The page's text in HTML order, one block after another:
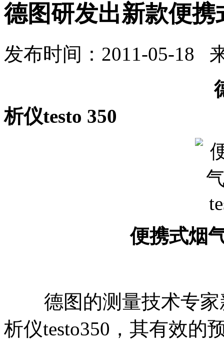
德图研发出新款便携
发布时间：2011-05-18
德图研发出
析仪testo 350
便携式烟
德图的测量技术专家
析仪testo350，其有效的